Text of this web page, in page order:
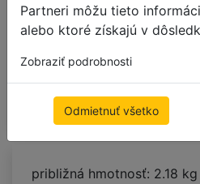
Partneri môžu tieto
alebo ktoré získajú v
Zobraziť podrobnosti
Odmietnuť všetko
použite lanový rebrík
približná hmotnosť: 2.18 kg